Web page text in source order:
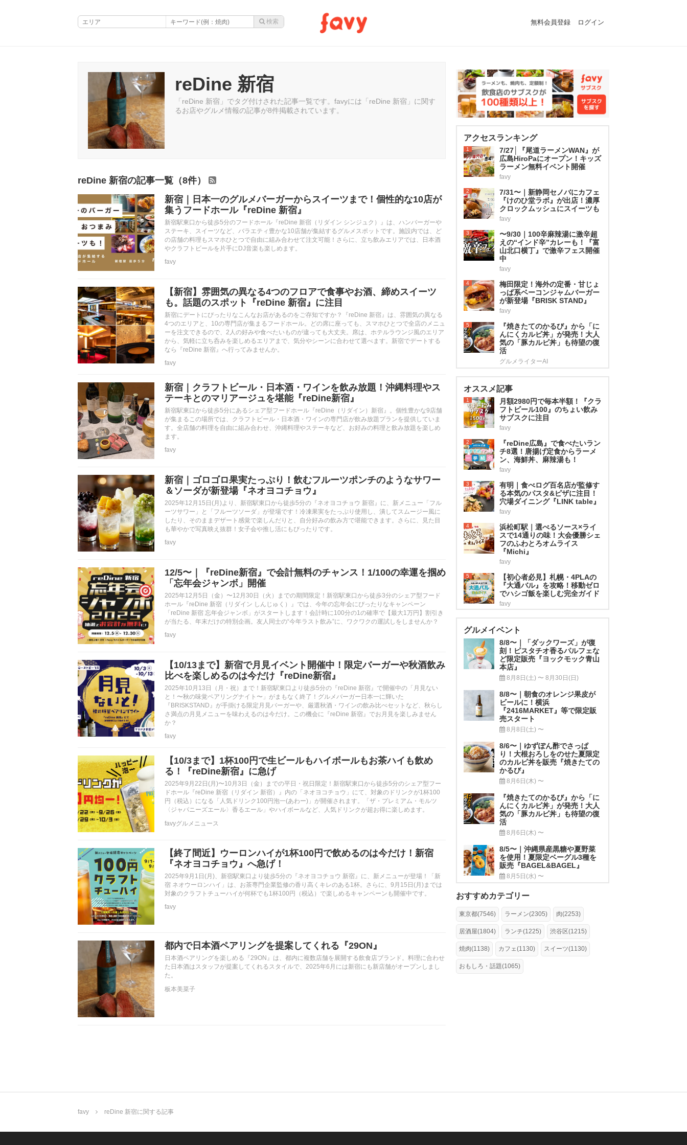
無料会員登録 ログイン
reDine 新宿
「reDine 新宿」でタグ付けされた記事一覧です。favyには「reDine 新宿」に関す
るお店やグルメ情報の記事が8件掲載されています。
reDine 新宿の記事一覧（8件）
新宿｜日本一のグルメバーガーからスイーツまで！個性的な10店が
集うフードホール『reDine 新宿』
新宿駅東口から徒歩5分のフードホール『reDine 新宿（リダイン シンジュク）』は、ハンバーガーや
ステーキ、スイーツなど、バラエティ豊かな10店舗が集結するグルメスポットです。施設内では、ど
の店舗の料理もスマホひとつで自由に組み合わせて注文可能！さらに、立ち飲みエリアでは、日本酒
やクラフトビールを片手にDJ音楽も楽しめます。
favy
【新宿】雰囲気の異なる4つのフロアで食事やお酒、締めスイーツ
も。話題のスポット『reDine 新宿』に注目
新宿にデートにぴったりなこんなお店があるのをご存知ですか？『reDine 新宿』は、雰囲気の異なる
4つのエリアと、10の専門店が集まるフードホール。どの席に座っても、スマホひとつで全店のメニュ
ーを注文できるので、2人の好みや食べたいものが違っても大丈夫。席は、ホテルラウンジ風のエリア
から、気軽に立ち呑みを楽しめるエリアまで、気分やシーンに合わせて選べます。新宿でデートする
なら『reDine 新宿』へ行ってみませんか。
favy
新宿｜クラフトビール・日本酒・ワインを飲み放題！沖縄料理やス
テーキとのマリアージュを堪能『reDine新宿』
新宿駅東口から徒歩5分にあるシェア型フードホール『reDine（リダイン）新宿』。個性豊かな9店舗
が集まるこの場所では、クラフトビール・日本酒・ワインの専門店が飲み放題プランを提供していま
す。全店舗の料理を自由に組み合わせ、沖縄料理やステーキなど、お好みの料理と飲み放題を楽しめ
ます。
favy
新宿｜ゴロゴロ果実たっぷり！飲むフルーツポンチのようなサワー
＆ソーダが新登場『ネオヨコチョウ』
2025年12月15日(月)より、新宿駅東口から徒歩5分の『ネオヨコチョウ 新宿』に、新メニュー「フル
ーツサワー」と「フルーツソーダ」が登場です！冷凍果実をたっぷり使用し、潰してスムージー風に
したり、そのままデザート感覚で楽しんだりと、自分好みの飲み方で堪能できます。さらに、見た目
も華やかで写真映え抜群！女子会や推し活にもぴったりです。
favy
12/5〜｜『reDine新宿』で会計無料のチャンス！1/100の幸運を掴め
「忘年会ジャンボ」開催
2025年12月5日（金）〜12月30日（火）までの期間限定！新宿駅東口から徒歩3分のシェア型フード
ホール『reDine 新宿（リダイン しんじゅく）』では、今年の忘年会にぴったりなキャンペーン
「reDine 新宿 忘年会ジャンボ」がスタートします！会計時に100分の1の確率で【最大1万円】割引き
が当たる、年末だけの特別企画。友人同士の“今年ラスト飲み”に、ワクワクの運試しをしませんか？
favy
【10/13まで】新宿で月見イベント開催中！限定バーガーや秋酒飲み
比べを楽しめるのは今だけ『reDine新宿』
2025年10月13日（月・祝）まで！新宿駅東口より徒歩5分の『reDine 新宿』で開催中の「月見ない
と！〜秋の味覚ペアリングナイト〜」がまもなく終了！グルメバーガー日本一に輝いた
『BRISKSTAND』が手掛ける限定月見バーガーや、厳選秋酒・ワインの飲み比べセットなど、秋らし
さ満点の月見メニューを味わえるのは今だけ。この機会に『reDine 新宿』でお月見を楽しみません
か？
favy
【10/3まで】1杯100円で生ビールもハイボールもお茶ハイも飲め
る！『reDine新宿』に急げ
2025年9月22日(月)〜10月3日（金）までの平日・祝日限定！新宿駅東口から徒歩5分のシェア型フー
ドホール『reDine 新宿（リダイン 新宿）』内の「ネオヨコチョウ」にて、対象のドリンクが1杯100
円（税込）になる「人気ドリンク100円泡一(あわー)」が開催されます。「ザ・プレミアム・モルツ
〈ジャパニーズエール〉香るエール」やハイボールなど、人気ドリンクが超お得に楽しめます。
favyグルメニュース
【終了間近】ウーロンハイが1杯100円で飲めるのは今だけ！新宿
『ネオヨコチョウ』へ急げ！
2025年9月1日(月)、新宿駅東口より徒歩5分の『ネオヨコチョウ 新宿』に、新メニューが登場！「新
宿 ネオウーロンハイ」は、お茶専門企業監修の香り高くキレのある1杯。さらに、9月15日(月)までは
対象のクラフトチューハイが何杯でも1杯100円（税込）で楽しめるキャンペーンも開催中です。
favy
都内で日本酒ペアリングを提案してくれる『29ON』
日本酒ペアリングを楽しめる『29ON』は、都内に複数店舗を展開する飲食店ブランド。料理に合わせ
た日本酒はスタッフが提案してくれるスタイルで、2025年6月には新宿にも新店舗がオープンしまし
た。
板本美菜子
アクセスランキング
1
7/27│『尾道ラーメンWAN』が
広島HiroPaにオープン！キッズ
ラーメン無料イベント開催
favy
2
7/31〜｜新静岡セノバにカフェ
『けのひ堂ラボ』が出店！濃厚
クロックムッシュにスイーツも
favy
3
〜9/30｜100辛麻辣湯に激辛超
えの“インド辛”カレーも！『富
山北口横丁』で激辛フェス開催
中
favy
4
梅田限定！海外の定番・甘じょ
っぱ系ベーコンジャムバーガー
が新登場『BRISK STAND』
favy
5
『焼きたてのかるび』から「に
んにくカルビ丼」が発売！大人
気の「豚カルビ丼」も待望の復
活
グルメライターAI
オススメ記事
1
月額2980円で毎本半額！『クラ
フトビール100』のちょい飲み
サブスクに注目
favy
2
『reDine広島』で食べたいラン
チ8選！唐揚げ定食からラーメ
ン、海鮮丼、麻辣湯も！
favy
3
有明｜食べログ百名店が監修す
る本気のパスタ&ピザに注目！
穴場ダイニング『LINK table』
favy
4
浜松町駅｜選べるソース×ライ
スで14通りの味！大会優勝シェ
フのふわとろオムライス
『Michi』
favy
5
【初心者必見】札幌・4PLAの
『大通バル』を攻略！移動ゼロ
でハシゴ飯を楽しむ完全ガイド
favy
グルメイベント
8/8〜｜「ダックワーズ」が復
刻！ピスタチオ香るパルフェな
ど限定販売『ヨックモック青山
本店』
8月8日(土) 〜 8月30日(日)
8/8〜｜朝食のオレンジ果皮が
ビールに！横浜
『2416MARKET』等で限定販
売スタート
8月8日(土) 〜
8/6〜｜ゆずぽん酢でさっぱ
り！大根おろしをのせた夏限定
のカルビ丼を販売『焼きたての
かるび』
8月6日(木) 〜
『焼きたてのかるび』から「に
んにくカルビ丼」が発売！大人
気の「豚カルビ丼」も待望の復
活
8月6日(木) 〜
8/5〜｜沖縄県産黒糖や夏野菜
を使用！夏限定ベーグル3種を
販売『BAGEL&BAGEL』
8月5日(水) 〜
おすすめカテゴリー
東京都(7546) ラーメン(2305) 肉(2253)
居酒屋(1804) ランチ(1225) 渋谷区(1215)
焼肉(1138) カフェ(1130) スイーツ(1130)
おもしろ・話題(1065)
favy reDine 新宿に関する記事